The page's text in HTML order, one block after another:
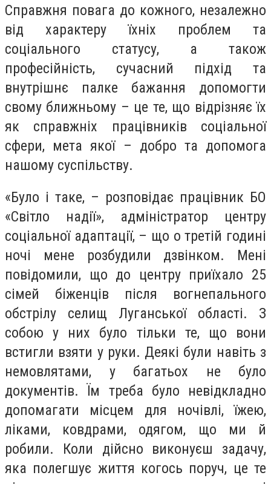
Справжня повага до кожного, незалежно
від характеру їхніх проблем та
соціального статусу, а також
професійність, сучасний підхід та
внутрішнє палке бажання допомогти
свому ближньому – це те, що відрізняє їх
як справжніх працівників соціальної
сфери, мета якої – добро та допомога
нашому суспільству.
«Було і таке, – розповідає працівник БО
«Світло надії», адміністратор центру
соціальної адаптації, – що о третій годині
ночі мене розбудили дзвінком. Мені
повідомили, що до центру приїхало 25
сімей біженців після вогнепального
обстрілу селищ Луганської області. З
собою у них було тільки те, що вони
встигли взяти у руки. Деякі були навіть з
немовлятами, у багатьох не було
документів. Їм треба було невідкладно
допомагати місцем для ночівлі, їжею,
ліками, ковдрами, одягом, що ми й
робили. Коли дійсно виконуєш задачу,
яка полегшує життя когось поруч, це те